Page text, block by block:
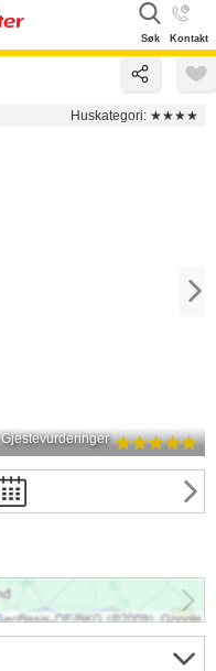
Kontakt
Søk
Huskategori: ★★★★
Gjestevurderinger